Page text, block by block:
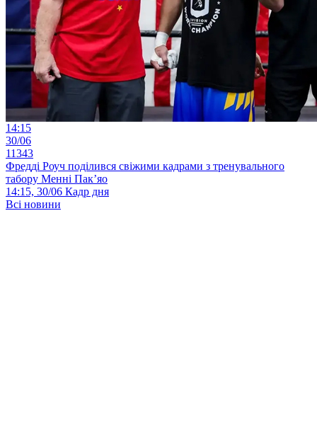
14:15
30/06
11343
Фредді Роуч поділився свіжими кадрами з тренувального
табору Менні Пак’яо
14:15, 30/06 Кадр дня
Всі новини